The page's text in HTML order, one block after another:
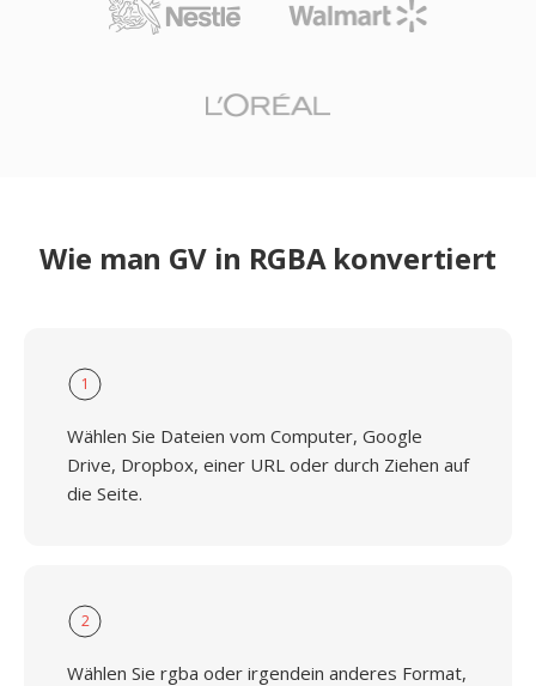
Wie man GV in RGBA konvertiert
1
Wählen Sie Dateien vom Computer, Google
Drive, Dropbox, einer URL oder durch Ziehen auf
die Seite.
2
Wählen Sie rgba oder irgendein anderes Format,